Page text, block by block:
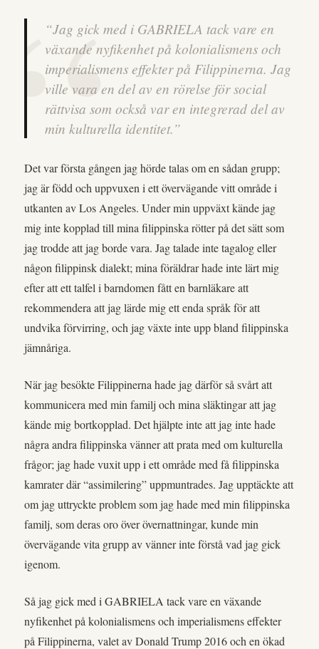
“Jag gick med i GABRIELA tack vare en
växande nyfikenhet på kolonialismens och
imperialismens effekter på Filippinerna. Jag
ville vara en del av en rörelse för social
rättvisa som också var en integrerad del av
min kulturella identitet.”
Det var första gången jag hörde talas om en sådan grupp;
jag är född och uppvuxen i ett övervägande vitt område i
utkanten av Los Angeles. Under min uppväxt kände jag
mig inte kopplad till mina filippinska rötter på det sätt som
jag trodde att jag borde vara. Jag talade inte tagalog eller
någon filippinsk dialekt; mina föräldrar hade inte lärt mig
efter att ett talfel i barndomen fått en barnläkare att
rekommendera att jag lärde mig ett enda språk för att
undvika förvirring, och jag växte inte upp bland filippinska
jämnåriga.
När jag besökte Filippinerna hade jag därför så svårt att
kommunicera med min familj och mina släktingar att jag
kände mig bortkopplad. Det hjälpte inte att jag inte hade
några andra filippinska vänner att prata med om kulturella
frågor; jag hade vuxit upp i ett område med få filippinska
kamrater där “assimilering” uppmuntrades. Jag upptäckte att
om jag uttryckte problem som jag hade med min filippinska
familj, som deras oro över övernattningar, kunde min
övervägande vita grupp av vänner inte förstå vad jag gick
igenom.
Så jag gick med i GABRIELA tack vare en växande
nyfikenhet på kolonialismens och imperialismens effekter
på Filippinerna, valet av Donald Trump 2016 och en ökad